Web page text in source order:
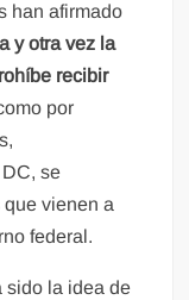
han afirmado
y otra vez la
recibir
por
se
vienen a
federal.
sido la idea de